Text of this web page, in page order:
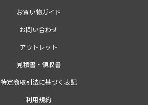
お買い物ガイド
お問い合わせ
アウトレット
見積書・領収書
特定商取引法に基づく表記
利用規約